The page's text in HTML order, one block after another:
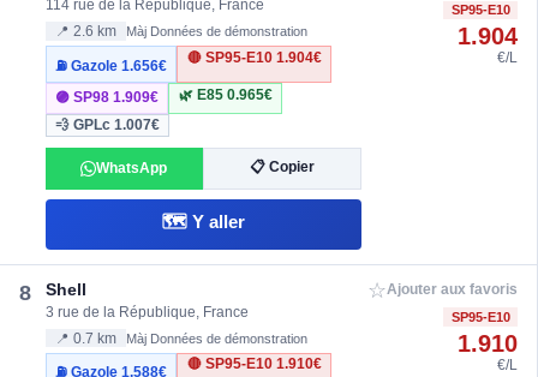
114 rue de la République, France
📍 2.6 km Màj Données de démonstration
⛽ Gazole1.656€
🔴 SP95-E10 1.904€
🟣 SP981.909€ 🌿 E85 0.965€
💨 GPLc1.007€
WhatsApp 📋 Copier
🗺️ Y aller
SP95-E10
1.904
€/L
8 Shell
3 rue de la République, France
📍 0.7 km Màj Données de démonstration
⛽ Gazole1.588€
🔴 SP95-E10 1.910€
☆Ajouter aux favoris
SP95-E10
1.910
€/L